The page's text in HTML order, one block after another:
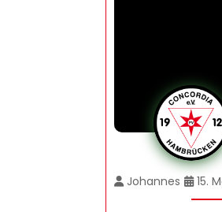
Johannes 15.